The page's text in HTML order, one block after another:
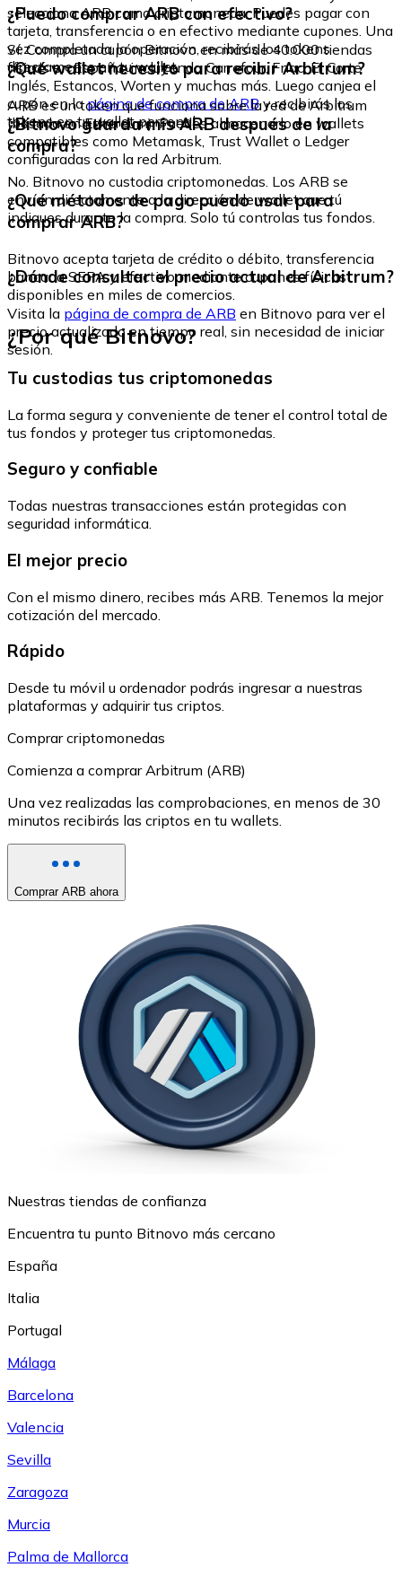
selecciona ARB como criptomoneda. Puedes pagar con
tarjeta, transferencia o en efectivo mediante cupones. Una
vez completada la operación, recibirás los tokens
directamente en tu wallet.
¿Puedo comprar ARB con efectivo?
Sí. Compra un cupón Bitnovo en más de 40.000 tiendas
físicas en España, incluyendo Carrefour, Fnac, El Corte
Inglés, Estancos, Worten y muchas más. Luego canjea el
cupón en lapágina de compra de ARBy recibirás los
tokens en tu wallet personal.
¿Qué wallet necesito para recibir Arbitrum?
ARB es un token que funciona sobre la red de Arbitrum
(basada en Ethereum). Puedes almacenarlo en wallets
compatibles como Metamask, Trust Wallet o Ledger
configuradas con la red Arbitrum.
¿Bitnovo guarda mis ARB después de la
compra?
No. Bitnovo no custodia criptomonedas. Los ARB se
envían directamente a la dirección de wallet que tú
indiques durante la compra. Solo tú controlas tus fondos.
¿Qué métodos de pago puedo usar para
comprar ARB?
Bitnovo acepta tarjeta de crédito o débito, transferencia
bancaria SEPA y efectivo mediante cupones físicos
disponibles en miles de comercios.
¿Dónde consultar el precio actual de Arbitrum?
Visita la página de compra de ARB en Bitnovo para ver el
precio actualizado en tiempo real, sin necesidad de iniciar
sesión.
¿Por qué Bitnovo?
Tu custodias tus criptomonedas
La forma segura y conveniente de tener el control total de
tus fondos y proteger tus criptomonedas.
Seguro y confiable
Todas nuestras transacciones están protegidas con
seguridad informática.
El mejor precio
Con el mismo dinero, recibes más ARB. Tenemos la mejor
cotización del mercado.
Rápido
Desde tu móvil u ordenador podrás ingresar a nuestras
plataformas y adquirir tus criptos.
Comprar criptomonedas
Comienza a comprar Arbitrum (ARB)
Una vez realizadas las comprobaciones, en menos de 30
minutos recibirás las criptos en tu wallets.
Comprar ARB ahora
Nuestras tiendas de confianza
Encuentra tu punto Bitnovo más cercano
España
Italia
Portugal
Málaga
Barcelona
Valencia
Sevilla
Zaragoza
Murcia
Palma de Mallorca